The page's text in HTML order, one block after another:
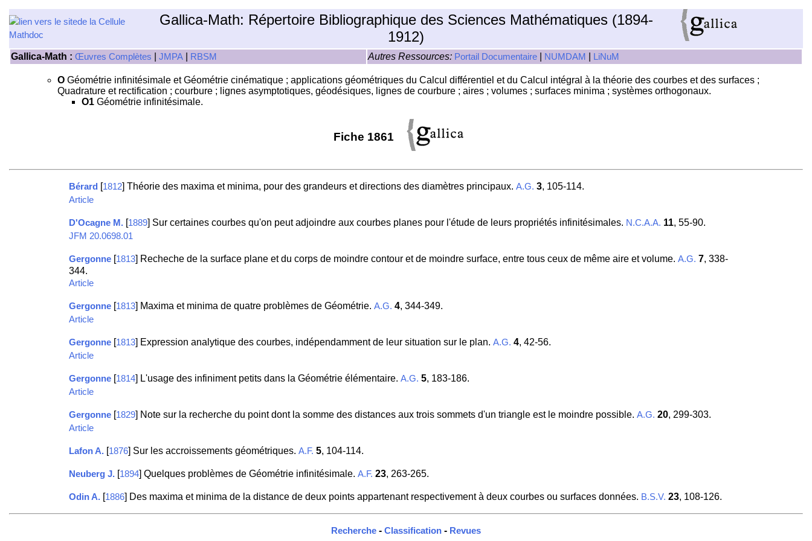
Gallica-Math: Répertoire Bibliographique des Sciences Mathématiques (1894-
1912)
Gallica-Math : Œuvres Complètes JMPA RBSM Autres Ressources: Portail Documentaire NUMDAM LiNuM
O Géométrie infinitésimale et Géométrie cinématique ; applications géométriques du Calcul différentiel et du Calcul intégral à la théorie des courbes et des surfaces ;
Quadrature et rectification ; courbure ; lignes asymptotiques, géodésiques, lignes de courbure ; aires ; volumes ; surfaces minima ; systèmes orthogonaux.
O1 Géométrie infinitésimale.
Fiche 1861
Bérard [1812] Théorie des maxima et minima, pour des grandeurs et directions des diamètres principaux. A.G. 3, 105-114.
Article
D'Ocagne M. [1889] Sur certaines courbes qu'on peut adjoindre aux courbes planes pour l'étude de leurs propriétés infinitésimales. N.C.A.A. 11, 55-90.
JFM 20.0698.01
Gergonne [1813] Recheche de la surface plane et du corps de moindre contour et de moindre surface, entre tous ceux de même aire et volume. A.G. 7, 338-
344.
Article
Gergonne [1813] Maxima et minima de quatre problèmes de Géométrie. A.G. 4, 344-349.
Article
Gergonne [1813] Expression analytique des courbes, indépendamment de leur situation sur le plan. A.G. 4, 42-56.
Article
Gergonne [1814] L'usage des infiniment petits dans la Géométrie élémentaire. A.G. 5, 183-186.
Article
Gergonne [1829] Note sur la recherche du point dont la somme des distances aux trois sommets d'un triangle est le moindre possible. A.G. 20, 299-303.
Article
Lafon A. [1876] Sur les accroissements géométriques. A.F. 5, 104-114.
Neuberg J. [1894] Quelques problèmes de Géométrie infinitésimale. A.F. 23, 263-265.
Odin A. [1886] Des maxima et minima de la distance de deux points appartenant respectivement à deux courbes ou surfaces données. B.S.V. 23, 108-126.
Recherche - Classification - Revues